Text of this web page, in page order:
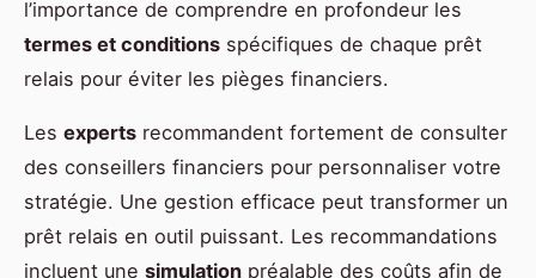
l’importance de comprendre en profondeur les
termes et conditions spécifiques de chaque prêt
relais pour éviter les pièges financiers.
Les experts recommandent fortement de consulter
des conseillers financiers pour personnaliser votre
stratégie. Une gestion efficace peut transformer un
prêt relais en outil puissant. Les recommandations
incluent une simulation préalable des coûts afin de